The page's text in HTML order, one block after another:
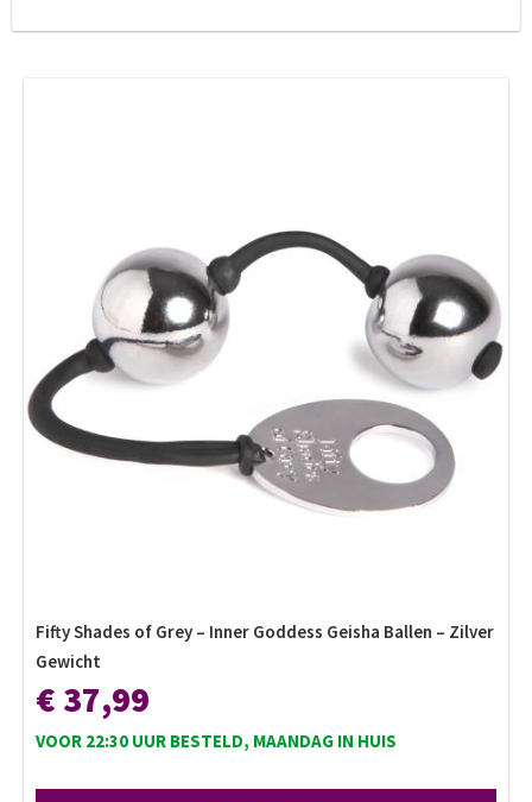
Fifty Shades of Grey – Inner Goddess Geisha Ballen – Zilver
Gewicht
€ 37,99
VOOR 22:30 UUR BESTELD, MAANDAG IN HUIS